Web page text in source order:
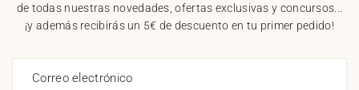
de todas nuestras novedades, ofertas exclusivas y concursos...
¡y además recibirás un 5€ de descuento en tu primer pedido!
Correo electrónico